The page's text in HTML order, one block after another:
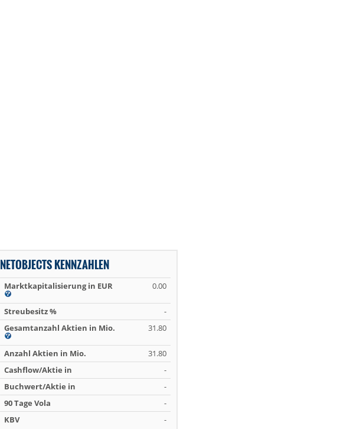
NETOBJECTS KENNZAHLEN
Marktkapitalisierung in EUR 0.00
Streubesitz %
-
Gesamtanzahl Aktien in Mio.
31.80
Anzahl Aktien in Mio.
31.80
Cashflow/Aktie in
-
Buchwert/Aktie in
-
90 Tage Vola
-
KBV
-